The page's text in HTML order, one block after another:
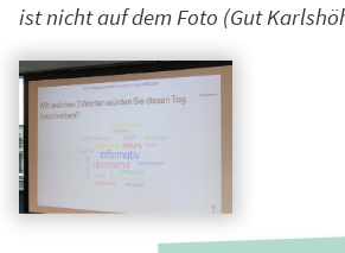
ist nicht auf dem Foto (Gut